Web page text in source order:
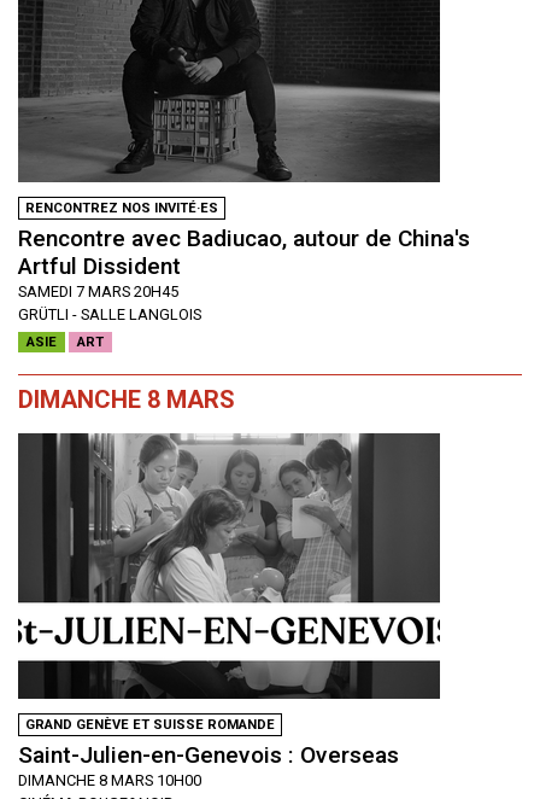
RENCONTREZ NOS INVITÉ·ES
Rencontre avec Badiucao, autour de China's
Artful Dissident
SAMEDI 7 MARS 20H45
GRÜTLI - SALLE LANGLOIS
ASIE ART
DIMANCHE 8 MARS
GRAND GENÈVE ET SUISSE ROMANDE
Saint-Julien-en-Genevois : Overseas
DIMANCHE 8 MARS 10H00